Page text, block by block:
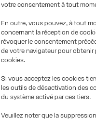
votre consentement à tout
En outre, vous pouvez, à tout
concernant la réception de
révoquer le consentement
de votre navigateur pour
cookies.
Si vous acceptez les cookies
les outils de désactivation des
du système activé par ces tiers.
Veuillez noter que la